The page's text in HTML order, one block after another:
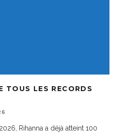
TOUS LES RECORDS
Rihanna a déjà atteint 100